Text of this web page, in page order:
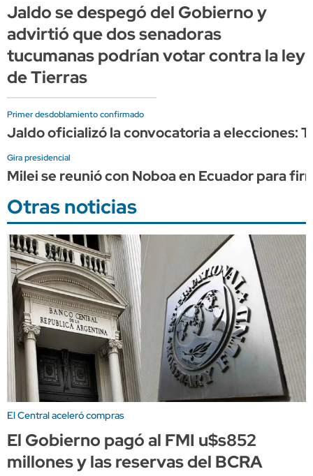
Jaldo se despegó del Gobierno y
advirtió que dos senadoras
tucumanas podrían votar contra la ley
de Tierras
Primer desdoblamiento confirmado
Jaldo oficializó la convocatoria a elecciones:
Gira presidencial
Milei se reunió con Noboa en Ecuador para
Otras noticias
El Central aceleró compras
El Gobierno pagó al FMI u$s852
millones y las reservas del BCRA